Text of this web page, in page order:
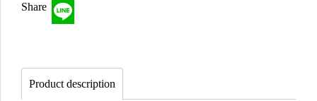
Share
Product description